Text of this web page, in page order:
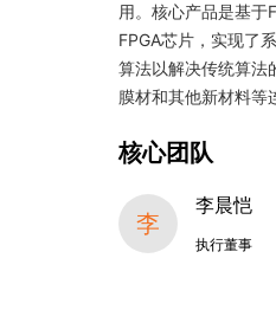
用。核心产品是基于
FPGA芯片，实现了
算法以解决传统算法
膜材和其他新材料等
核心团队
李
李晨恺
执行董事